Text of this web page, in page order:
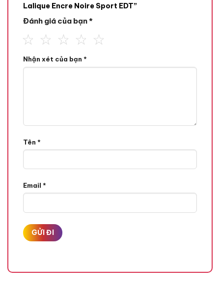
Mùi hương
Tone Hương
Lalique Encre Noire Sport EDT”
Đánh giá của bạn*
Nhận xét của bạn *
Tên *
Email *